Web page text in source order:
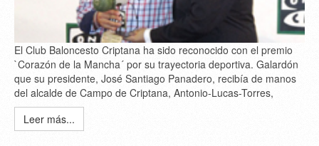
El Club Baloncesto Criptana ha sido reconocido con el premio
`Corazón de la Mancha´ por su trayectoria deportiva. Galardón
que su presidente, José Santiago Panadero, recibía de manos
del alcalde de Campo de Criptana, Antonio-Lucas-Torres,
Leer más...